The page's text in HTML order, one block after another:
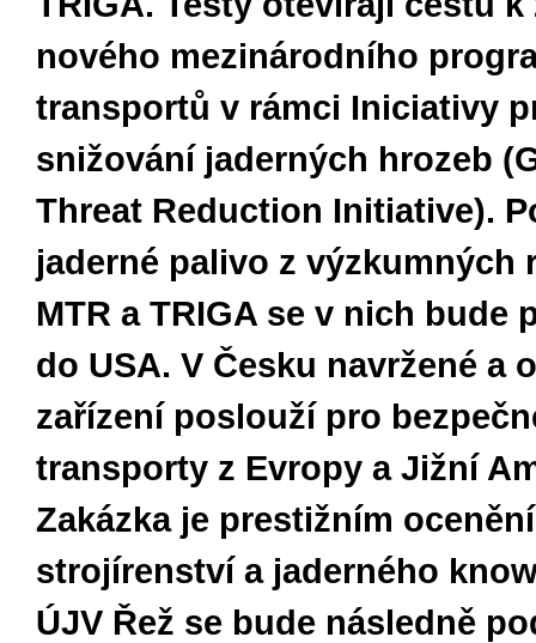
nového mezinárodního
transportů v rámci Iniciativy
snižování jaderných hrozeb
Threat Reduction Initiative).
jaderné palivo z výzkumných
MTR a TRIGA se v nich bude
do USA. V Česku navržené a
zařízení poslouží pro
transporty z Evropy a Jižní
Zakázka je prestižním
strojírenství a jaderného
ÚJV Řež se bude následně